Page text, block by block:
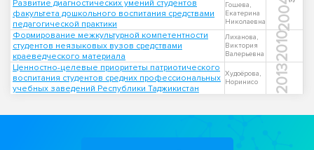
Развитие диагностических умений студентов
факультета дошкольного воспитания средствами
педагогической практики
Гошева,
Екатерина
Николаевна
2004
Формирование межкультурной компетентности
студентов неязыковых вузов средствами
краеведческого материала
Лиханова,
Виктория
Валерьевна
2010
Ценностно-целевые приоритеты патриотического
воспитания студентов средних профессиональных
учебных заведений Республики Таджикистан
Худоёрова,
Норинисо
2013